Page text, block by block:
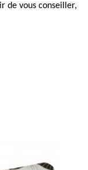
de vous conseiller,